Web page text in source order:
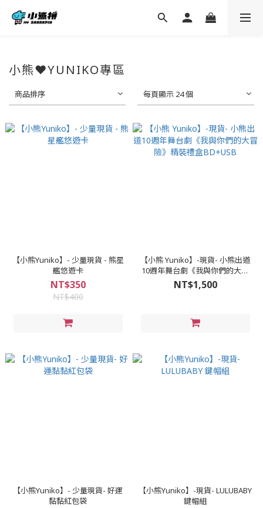
小熊❤YUNIKO專區
商品排序 每頁顯示 24 個
【小熊Yuniko】- 少量現貨 - 熊星
艦悠遊卡
NT$350
NT$400
【小熊 Yuniko】-現貨- 小熊出道
10週年舞台劇《我與你們的大冒
險》精裝禮盒BD+USB
NT$1,500
【小熊Yuniko】- 少量現貨- 好運
黏黏紅包袋
【小熊Yuniko】-現貨- LULUBABY
鍵帽組